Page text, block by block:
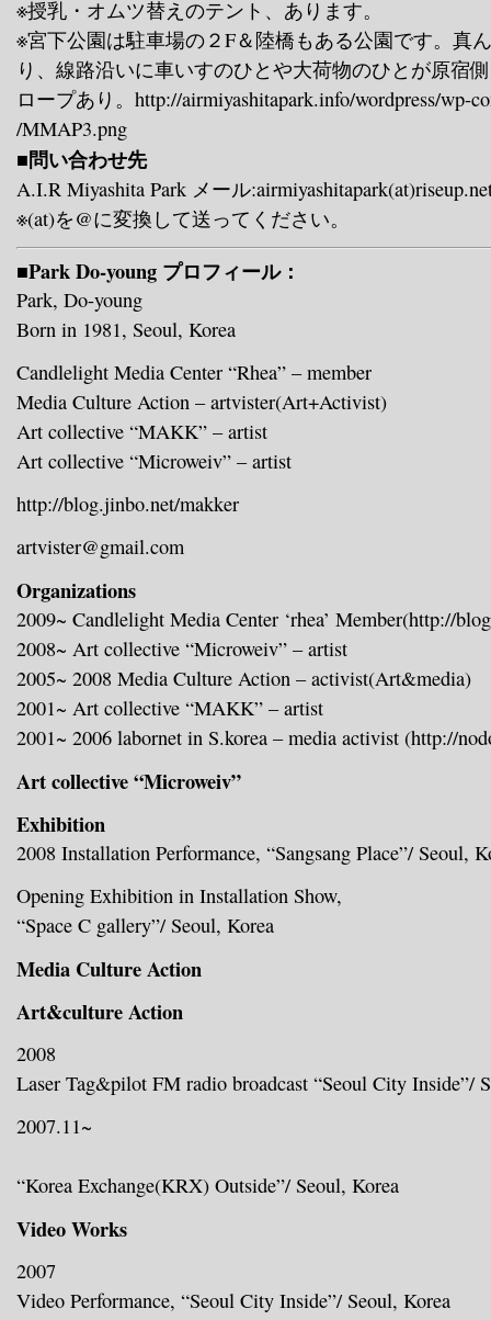
※授乳・オムツ替えのテント、あります。
※宮下公園は駐車場の２F＆陸橋もある公園です。真
り、線路沿いに車いすのひとや大荷物のひとが原宿
ロープあり。http://airmiyashitapark.info/wordpress/wp-
/MMAP3.png
■問い合わせ先
A.I.R Miyashita Park メール
※(at)を@に変換して送ってください。
■Park Do-young プロフィール：
Park, Do-young
Born in 1981, Seoul, Korea
Candlelight Media Center “Rhea” – member
Media Culture Action – artvister(Art+Activist)
Art collective “MAKK” – artist
Art collective “Microweiv” – artist
http://blog.jinbo.net/makker
artvister@gmail.com
Organizations
2009~ Candlelight Media Center ‘rhea’ Member(http://
2008~ Art collective “Microweiv” – artist
2005~ 2008 Media Culture Action – activist(Art&media)
2001~ Art collective “MAKK” – artist
2001~ 2006 labornet in S.korea – media activist (http://
Art collective “Microweiv”
Exhibition
2008 Installation Performance, “Sangsang Place”/ Seoul,
Opening Exhibition in Installation Show,
“Space C gallery”/ Seoul, Korea
Media Culture Action
Art&culture Action
2008
Laser Tag&pilot FM radio broadcast “Seoul City Inside”/
2007.11~
“Korea Exchange(KRX) Outside”/ Seoul, Korea
Video Works
2007
Video Performance, “Seoul City Inside”/ Seoul, Korea